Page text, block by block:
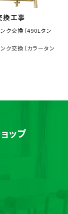
換工事
ク交換（490Lタン
ク交換（カラータン
ップ